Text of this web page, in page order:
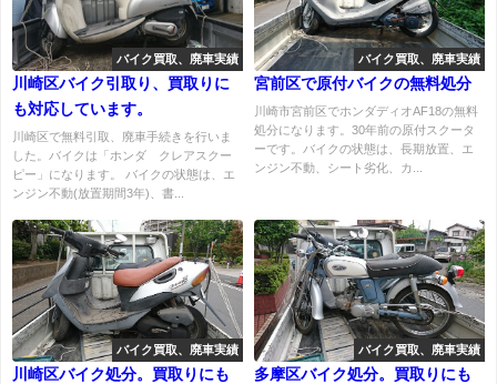
バイク買取、廃車実績
川崎区バイク引取り、買取りに
も対応しています。
川崎区で無料引取、廃車手続きを行いま
した。バイクは「ホンダ クレアスクー
ピー」になります。 バイクの状態は、エ
ンジン不動(放置期間3年)、書...
バイク買取、廃車実績
宮前区で原付バイクの無料処分
川崎市宮前区でホンダディオAF18の無料
処分になります。30年前の原付スクータ
ーです。バイクの状態は、長期放置、エ
ンジン不動、シート劣化、カ...
バイク買取、廃車実績
川崎区バイク処分。買取りにも
バイク買取、廃車実績
多摩区バイク処分。買取りにも